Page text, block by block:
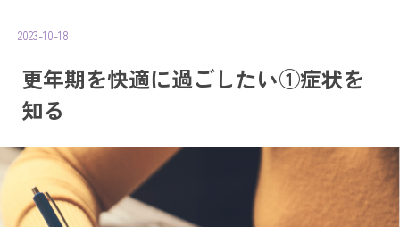
簡単3ステップ
コラム
2023-10-18
更年期を快適に過ごしたい①症状を
知る